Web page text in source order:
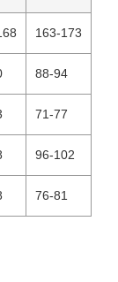
163-173
88-94
71-77
96-102
76-81